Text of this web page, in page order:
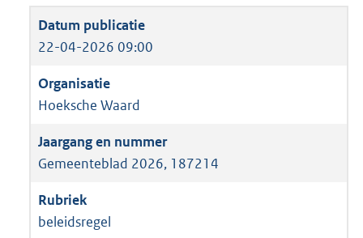
22-04-2026 09:00
Hoeksche Waard
Gemeenteblad 2026, 187214
beleidsregel